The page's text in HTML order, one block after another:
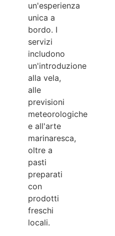
un'esperienza
unica a
bordo. I
servizi
includono
un'introduzione
alla vela,
alle
previsioni
meteorologiche
e all'arte
marinaresca,
oltre a
pasti
preparati
con
prodotti
freschi
locali.